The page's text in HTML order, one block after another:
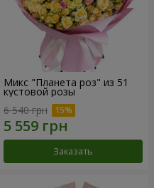
Микс "Планета роз" из 51
кустовой розы
6 540 грн
Заказать